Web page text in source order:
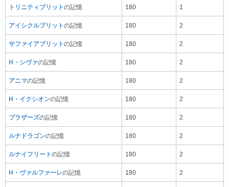
トリニティブリットの記憶 180 1
アイシクルブリットの記憶 180 2
サファイアブリットの記憶 180 2
H・シヴァの記憶 180 2
アニマの記憶 180 2
H・イクシオンの記憶 180 2
ブラザーズの記憶 180 2
ルナドラゴンの記憶 180 2
ルナイフリートの記憶 180 2
H・ヴァルファーレの記憶 180 2